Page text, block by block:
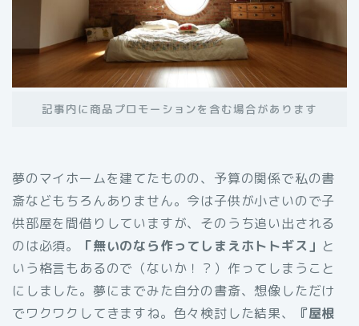
記事内に商品プロモーションを含む場合があります
夢のマイホームを建てたものの、予算の関係で私の書
斎などもちろんありません。今は子供が小さいので子
供部屋を間借りしていますが、そのうち追い出される
のは必須。
「無いのなら作ってしまえホトトギス」 と
いう格言もあるので（ないか！？）作ってしまうこと
にしました。夢にまでみた自分の書斎、想像しただけ
でワクワクしてきますね。色々検討した結果、
『屋根